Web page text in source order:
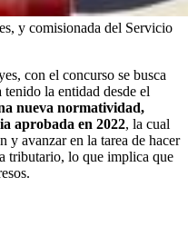
y comisionada del Servicio
con el concurso se busca
la entidad desde el
nueva normatividad,
aprobada en 2022, la cual
y avanzar en la tarea de hacer
tributario, lo que implica que